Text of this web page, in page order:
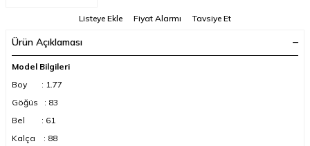
Listeye Ekle Fiyat Alarmı Tavsiye Et
Ürün Açıklaması
Model Bilgileri
Boy : 1.77
Göğüs : 83
Bel : 61
Kalça : 88